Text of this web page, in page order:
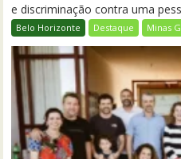
e discriminação contra uma
Belo Horizonte Destaque Minas